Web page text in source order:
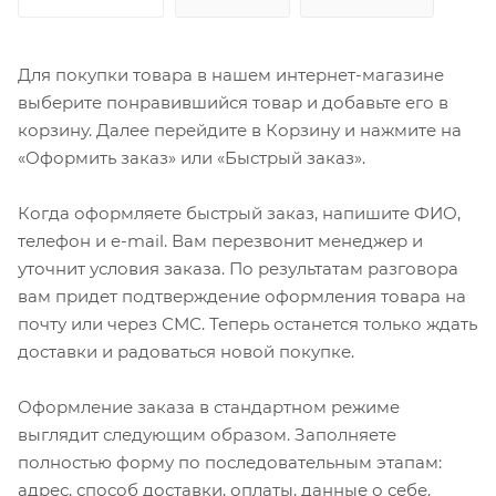
Для покупки товара в нашем интернет-магазине
выберите понравившийся товар и добавьте его в
корзину. Далее перейдите в Корзину и нажмите на
«Оформить заказ» или «Быстрый заказ».
Когда оформляете быстрый заказ, напишите ФИО,
телефон и e-mail. Вам перезвонит менеджер и
уточнит условия заказа. По результатам разговора
вам придет подтверждение оформления товара на
почту или через СМС. Теперь останется только ждать
доставки и радоваться новой покупке.
Оформление заказа в стандартном режиме
выглядит следующим образом. Заполняете
полностью форму по последовательным этапам:
адрес, способ доставки, оплаты, данные о себе.